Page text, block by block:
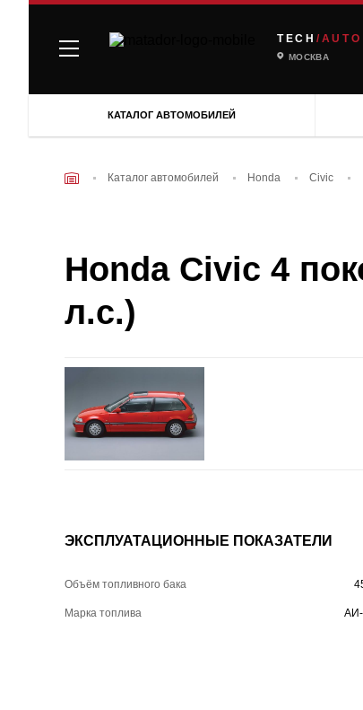
TECH /AUTO
МОСКВА
КАТАЛОГ АВТОМОБИЛЕЙ
Каталог автомобилей Honda Civic
Honda Civic 4
л.с.)
ЭКСПЛУАТАЦИОННЫЕ ПОКАЗАТЕЛИ
Объём топливного бака
Марка топлива